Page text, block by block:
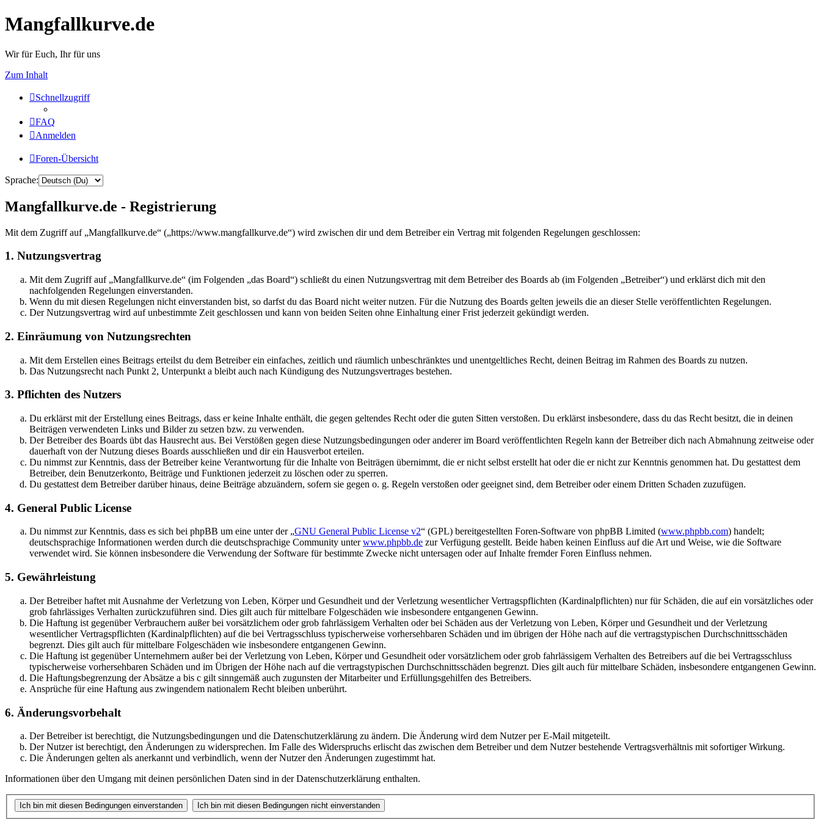
Mangfallkurve.de
Wir für Euch, Ihr für uns
Zum Inhalt
Schnellzugriff
FAQ
Anmelden
Foren-Übersicht
Sprache:
Mangfallkurve.de - Registrierung
Mit dem Zugriff auf „Mangfallkurve.de“ („https://www.mangfallkurve.de“) wird zwischen dir und dem Betreiber ein Vertrag mit folgenden Regelungen geschlossen:
1. Nutzungsvertrag
Mit dem Zugriff auf „Mangfallkurve.de“ (im Folgenden „das Board“) schließt du einen Nutzungsvertrag mit dem Betreiber des Boards ab (im Folgenden „Betreiber“) und erklärst dich mit den
nachfolgenden Regelungen einverstanden.
Wenn du mit diesen Regelungen nicht einverstanden bist, so darfst du das Board nicht weiter nutzen. Für die Nutzung des Boards gelten jeweils die an dieser Stelle veröffentlichten Regelungen.
Der Nutzungsvertrag wird auf unbestimmte Zeit geschlossen und kann von beiden Seiten ohne Einhaltung einer Frist jederzeit gekündigt werden.
2. Einräumung von Nutzungsrechten
Mit dem Erstellen eines Beitrags erteilst du dem Betreiber ein einfaches, zeitlich und räumlich unbeschränktes und unentgeltliches Recht, deinen Beitrag im Rahmen des Boards zu nutzen.
Das Nutzungsrecht nach Punkt 2, Unterpunkt a bleibt auch nach Kündigung des Nutzungsvertrages bestehen.
3. Pflichten des Nutzers
Du erklärst mit der Erstellung eines Beitrags, dass er keine Inhalte enthält, die gegen geltendes Recht oder die guten Sitten verstoßen. Du erklärst insbesondere, dass du das Recht besitzt, die in deinen
Beiträgen verwendeten Links und Bilder zu setzen bzw. zu verwenden.
Der Betreiber des Boards übt das Hausrecht aus. Bei Verstößen gegen diese Nutzungsbedingungen oder anderer im Board veröffentlichten Regeln kann der Betreiber dich nach Abmahnung zeitweise oder
dauerhaft von der Nutzung dieses Boards ausschließen und dir ein Hausverbot erteilen.
Du nimmst zur Kenntnis, dass der Betreiber keine Verantwortung für die Inhalte von Beiträgen übernimmt, die er nicht selbst erstellt hat oder die er nicht zur Kenntnis genommen hat. Du gestattest dem
Betreiber, dein Benutzerkonto, Beiträge und Funktionen jederzeit zu löschen oder zu sperren.
Du gestattest dem Betreiber darüber hinaus, deine Beiträge abzuändern, sofern sie gegen o. g. Regeln verstoßen oder geeignet sind, dem Betreiber oder einem Dritten Schaden zuzufügen.
4. General Public License
Du nimmst zur Kenntnis, dass es sich bei phpBB um eine unter der „GNU General Public License v2“ (GPL) bereitgestellten Foren-Software von phpBB Limited (www.phpbb.com) handelt;
deutschsprachige Informationen werden durch die deutschsprachige Community unterwww.phpbb.de zur Verfügung gestellt. Beide haben keinen Einfluss auf die Art und Weise, wie die Software
verwendet wird. Sie können insbesondere die Verwendung der Software für bestimmte Zwecke nicht untersagen oder auf Inhalte fremder Foren Einfluss nehmen.
5. Gewährleistung
Der Betreiber haftet mit Ausnahme der Verletzung von Leben, Körper und Gesundheit und der Verletzung wesentlicher Vertragspflichten (Kardinalpflichten) nur für Schäden, die auf ein vorsätzliches oder
grob fahrlässiges Verhalten zurückzuführen sind. Dies gilt auch für mittelbare Folgeschäden wie insbesondere entgangenen Gewinn.
Die Haftung ist gegenüber Verbrauchern außer bei vorsätzlichem oder grob fahrlässigem Verhalten oder bei Schäden aus der Verletzung von Leben, Körper und Gesundheit und der Verletzung
wesentlicher Vertragspflichten (Kardinalpflichten) auf die bei Vertragsschluss typischerweise vorhersehbaren Schäden und im übrigen der Höhe nach auf die vertragstypischen Durchschnittsschäden
begrenzt. Dies gilt auch für mittelbare Folgeschäden wie insbesondere entgangenen Gewinn.
Die Haftung ist gegenüber Unternehmern außer bei der Verletzung von Leben, Körper und Gesundheit oder vorsätzlichem oder grob fahrlässigem Verhalten des Betreibers auf die bei Vertragsschluss
typischerweise vorhersehbaren Schäden und im Übrigen der Höhe nach auf die vertragstypischen Durchschnittsschäden begrenzt. Dies gilt auch für mittelbare Schäden, insbesondere entgangenen Gewinn.
Die Haftungsbegrenzung der Absätze a bis c gilt sinngemäß auch zugunsten der Mitarbeiter und Erfüllungsgehilfen des Betreibers.
Ansprüche für eine Haftung aus zwingendem nationalem Recht bleiben unberührt.
6. Änderungsvorbehalt
Der Betreiber ist berechtigt, die Nutzungsbedingungen und die Datenschutzerklärung zu ändern. Die Änderung wird dem Nutzer per E-Mail mitgeteilt.
Der Nutzer ist berechtigt, den Änderungen zu widersprechen. Im Falle des Widerspruchs erlischt das zwischen dem Betreiber und dem Nutzer bestehende Vertragsverhältnis mit sofortiger Wirkung.
Die Änderungen gelten als anerkannt und verbindlich, wenn der Nutzer den Änderungen zugestimmt hat.
Informationen über den Umgang mit deinen persönlichen Daten sind in der Datenschutzerklärung enthalten.